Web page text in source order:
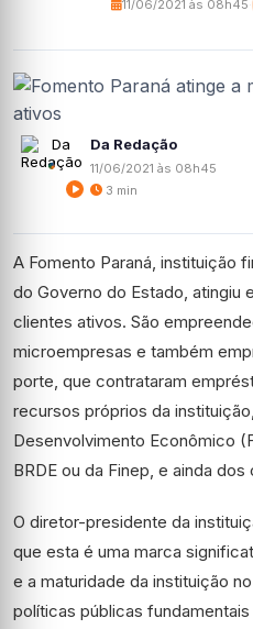
11/06/2021 às 08h45
Da Redação
11/06/2021 às 08h45
3 min
A Fomento Paraná, instituição
do Governo do Estado, atingiu
clientes ativos. São
microempresas e também
porte, que contrataram
recursos próprios da
Desenvolvimento Econômico
BRDE ou da Finep, e ainda
O diretor-presidente da
que esta é uma marca
e a maturidade da instituição
políticas públicas fundamentais